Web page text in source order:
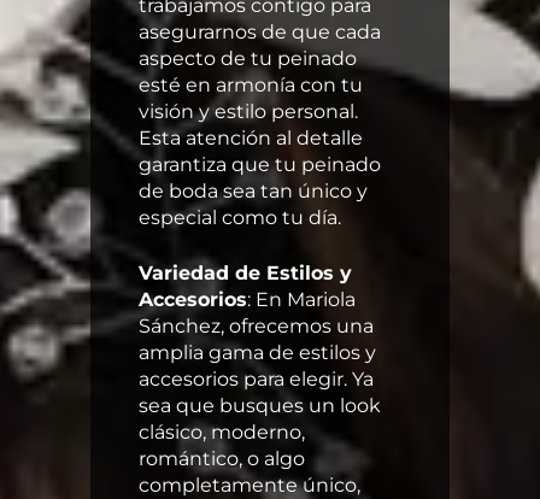
trabajamos contigo para
asegurarnos de que cada
aspecto de tu peinado
esté en armonía con tu
visión y estilo personal.
Esta atención al detalle
garantiza que tu peinado
de boda sea tan único y
especial como tu día.
Variedad de Estilos y
Accesorios: En Mariola
Sánchez, ofrecemos una
amplia gama de estilos y
accesorios para elegir. Ya
sea que busques un look
clásico, moderno,
romántico, o algo
completamente único,